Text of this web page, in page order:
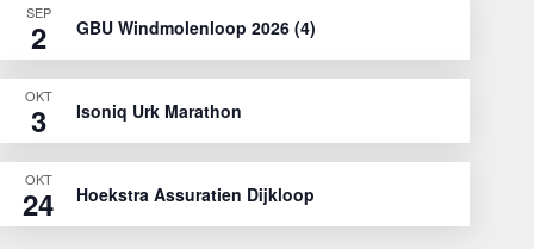
SEP
2 GBU Windmolenloop 2026 (4)
OKT
3 Isoniq Urk Marathon
OKT
24 Hoekstra Assuratien Dijkloop